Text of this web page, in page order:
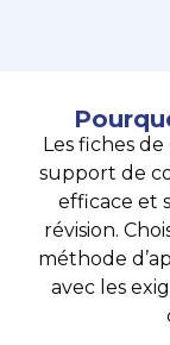
Les fiches
support de
efficace et
révision.
méthode
avec les